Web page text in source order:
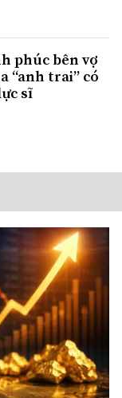
phúc bên vợ
“anh trai” có
sĩ